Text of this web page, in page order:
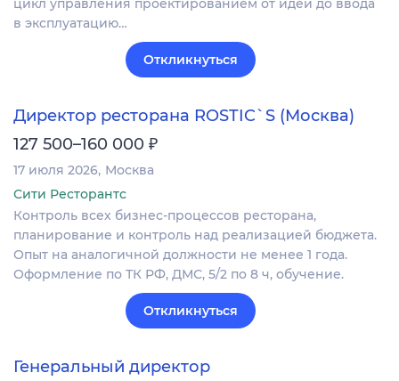
цикл управления проектированием от идеи до ввода
в эксплуатацию…
Откликнуться
Директор ресторана ROSTIC`S (Москва)
127 500–160 000 ₽
17 июля 2026 Москва
Сити Ресторантс
Контроль всех бизнес-процессов ресторана,
планирование и контроль над реализацией бюджета.
Опыт на аналогичной должности не менее 1 года.
Оформление по ТК РФ, ДМС, 5/2 по 8 ч, обучение.
Откликнуться
Генеральный директор